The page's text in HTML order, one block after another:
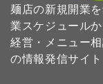
麺店の新規開業
業スケジュールか
経営・メニュー
の情報発信サイト